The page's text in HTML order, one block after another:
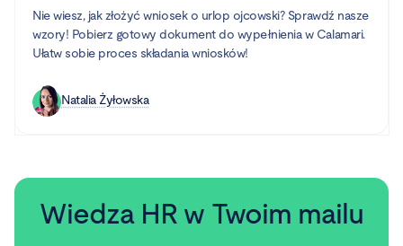
Nie wiesz, jak złożyć wniosek o urlop ojcowski? Sprawdź nasze
wzory! Pobierz gotowy dokument do wypełnienia w Calamari.
Ułatw sobie proces składania wniosków!
Natalia Żyłowska
Wiedza HR w Twoim mailu